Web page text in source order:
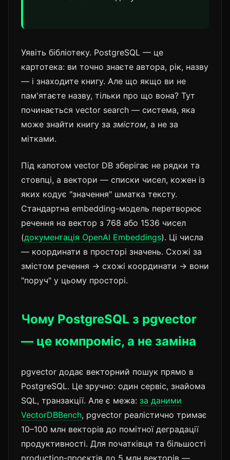
Уявіть бібліотеку. PostgreSQL — це
картотека: ви точно знаєте автора, рік, назву
— і знаходите книгу. Але що якщо ви не
пам'ятаєте назву, тільки про що вона? Тут
починається vector search — система, яка
може знайти книгу за змістом, а не за
мітками.
Під капотом vector DB зберігає не рядки та
стовпці, а вектори — списки чисел, кожен із
яких кодує "значення" шматка тексту.
Стандартна embedding-модель перетворює
речення на вектор з 768 або 1536 чисел
(документація OpenAI Embeddings). Ці числа
— координати в просторі значень. Схожі за
змістом речення → схожі координати → вони
"поруч" у цьому просторі.
Чому PostgreSQL з pgvector
— це компроміс, а не заміна
pgvector додає векторний пошук прямо в
PostgreSQL. Це зручно: один сервіс, знайома
SQL, транзакції. Але є межа: за даними
VectorDBBench, pgvector реалістично тримає
10–100 млн векторів до помітної деградації
продуктивності. Для початківця та більшості
production-проєктів до 5 млн векторів —